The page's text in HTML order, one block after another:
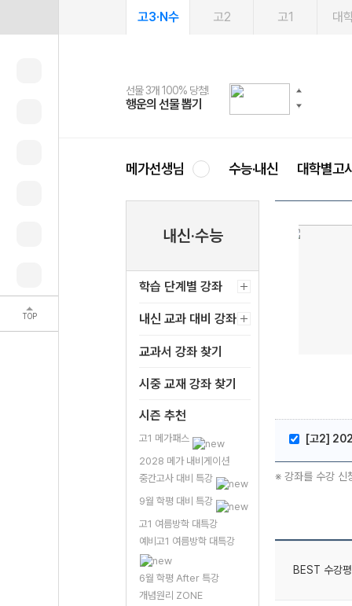
TOP
고3·N수 고2 고1 대
선물 3개 100% 당첨!
행운의 선물 뽑기
선물 100% 증정!
메가스터디 X 올리브
여름방학 스터디 캐시백
메가런 썸머스쿨
2027 러셀 단과
강사 공개선발
스마트러닝앱
설문 EVENT
메가패스
3일 무료 체험권
메가패스 수강생 무료혜택!
메가클럽 멤버십
사회공헌 캠페인
희망이룸 메가나눔
메가선생님 수능·내신 대학별고
내신·수능
학습 단계별 강좌
내신 교과 대비 강좌
교과서 강좌 찾기
시중 교재 강좌 찾기
시즌 추천
고1 메가패스
2028 메가 내비게이션
중간고사 대비 특강
9월 학평 대비 특강
고1 여름방학 대특강
예비고1 여름방학 대특강
6월 학평 After 특강
개념원리 ZONE
[고2]
※ 강좌를 수강 신
BEST 수강평